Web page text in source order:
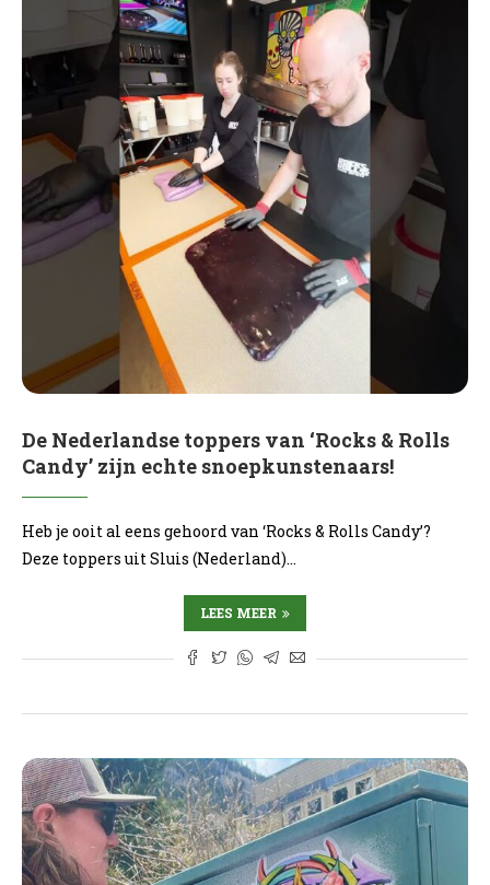
De Nederlandse toppers van ‘Rocks & Rolls
Candy’ zijn echte snoepkunstenaars!
Heb je ooit al eens gehoord van ‘Rocks & Rolls Candy’?
Deze toppers uit Sluis (Nederland)…
LEES MEER